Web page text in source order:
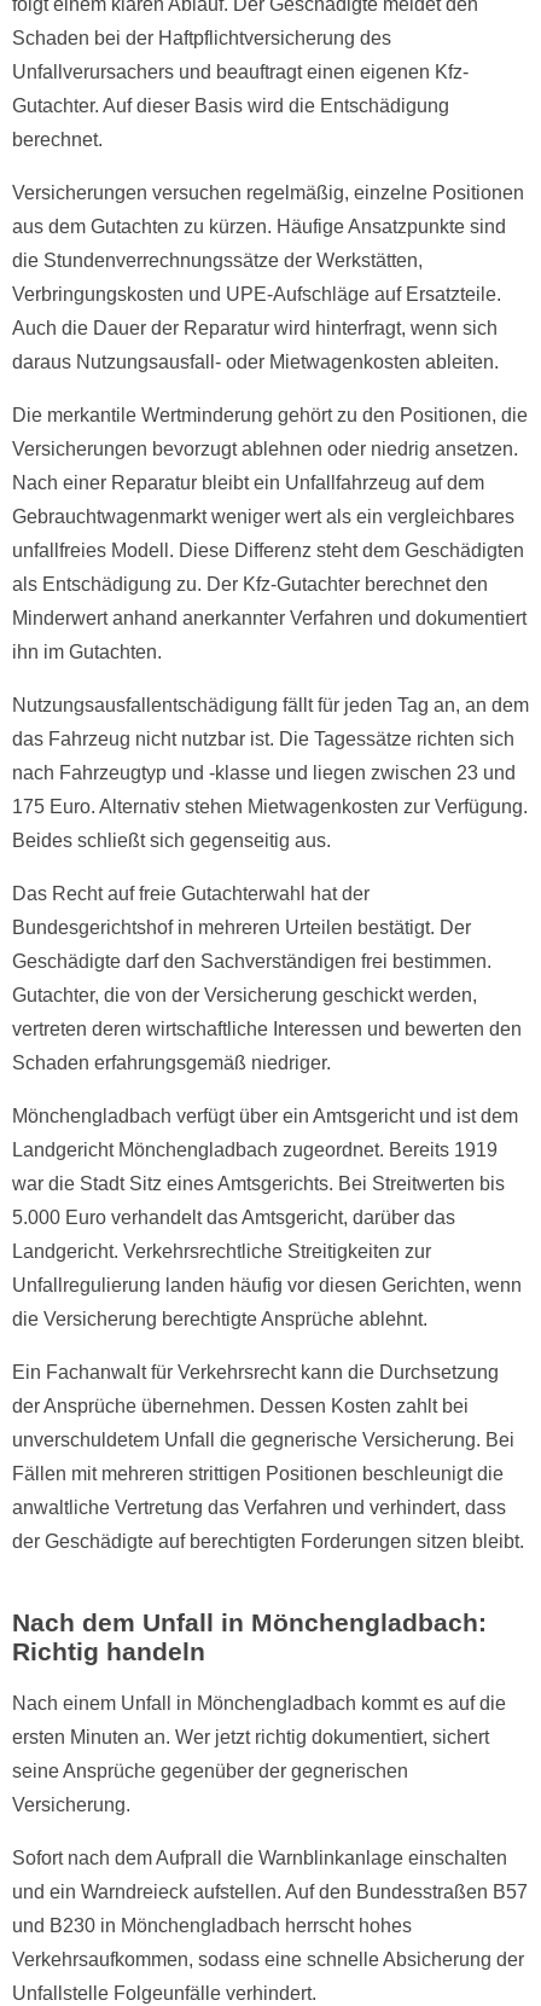
Schaden bei der Haftpflichtversicherung des
Unfallverursachers und beauftragt einen eigenen Kfz-
Gutachter. Auf dieser Basis wird die Entschädigung
berechnet.
Versicherungen versuchen regelmäßig, einzelne Positionen
aus dem Gutachten zu kürzen. Häufige Ansatzpunkte sind
die Stundenverrechnungssätze der Werkstätten,
Verbringungskosten und UPE-Aufschläge auf Ersatzteile.
Auch die Dauer der Reparatur wird hinterfragt, wenn sich
daraus Nutzungsausfall- oder Mietwagenkosten ableiten.
Die merkantile Wertminderung gehört zu den Positionen, die
Versicherungen bevorzugt ablehnen oder niedrig ansetzen.
Nach einer Reparatur bleibt ein Unfallfahrzeug auf dem
Gebrauchtwagenmarkt weniger wert als ein vergleichbares
unfallfreies Modell. Diese Differenz steht dem Geschädigten
als Entschädigung zu. Der Kfz-Gutachter berechnet den
Minderwert anhand anerkannter Verfahren und dokumentiert
ihn im Gutachten.
Nutzungsausfallentschädigung fällt für jeden Tag an, an dem
das Fahrzeug nicht nutzbar ist. Die Tagessätze richten sich
nach Fahrzeugtyp und -klasse und liegen zwischen 23 und
175 Euro. Alternativ stehen Mietwagenkosten zur Verfügung.
Beides schließt sich gegenseitig aus.
Das Recht auf freie Gutachterwahl hat der
Bundesgerichtshof in mehreren Urteilen bestätigt. Der
Geschädigte darf den Sachverständigen frei bestimmen.
Gutachter, die von der Versicherung geschickt werden,
vertreten deren wirtschaftliche Interessen und bewerten den
Schaden erfahrungsgemäß niedriger.
Mönchengladbach verfügt über ein Amtsgericht und ist dem
Landgericht Mönchengladbach zugeordnet. Bereits 1919
war die Stadt Sitz eines Amtsgerichts. Bei Streitwerten bis
5.000 Euro verhandelt das Amtsgericht, darüber das
Landgericht. Verkehrsrechtliche Streitigkeiten zur
Unfallregulierung landen häufig vor diesen Gerichten, wenn
die Versicherung berechtigte Ansprüche ablehnt.
Ein Fachanwalt für Verkehrsrecht kann die Durchsetzung
der Ansprüche übernehmen. Dessen Kosten zahlt bei
unverschuldetem Unfall die gegnerische Versicherung. Bei
Fällen mit mehreren strittigen Positionen beschleunigt die
anwaltliche Vertretung das Verfahren und verhindert, dass
der Geschädigte auf berechtigten Forderungen sitzen bleibt.
Nach dem Unfall in Mönchengladbach:
Richtig handeln
Nach einem Unfall in Mönchengladbach kommt es auf die
ersten Minuten an. Wer jetzt richtig dokumentiert, sichert
seine Ansprüche gegenüber der gegnerischen
Versicherung.
Sofort nach dem Aufprall die Warnblinkanlage einschalten
und ein Warndreieck aufstellen. Auf den Bundesstraßen B57
und B230 in Mönchengladbach herrscht hohes
Verkehrsaufkommen, sodass eine schnelle Absicherung der
Unfallstelle Folgeunfälle verhindert.